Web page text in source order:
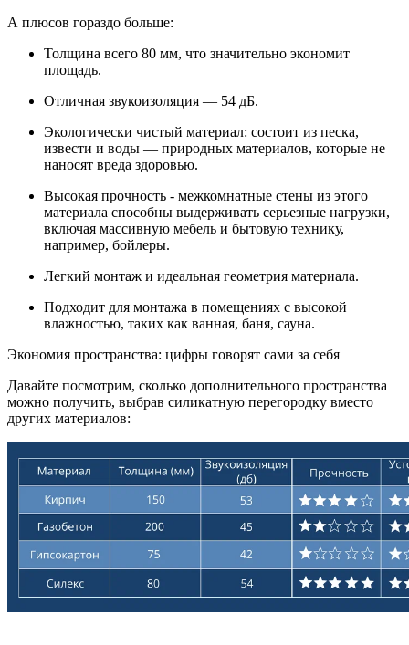
А плюсов гораздо больше:
Толщина всего 80 мм, что значительно экономит
площадь.
Отличная звукоизоляция — 54 дБ.
Экологически чистый материал: состоит из песка,
извести и воды — природных материалов, которые не
наносят вреда здоровью.
Высокая прочность - межкомнатные стены из этого
материала способны выдерживать серьезные нагрузки,
включая массивную мебель и бытовую технику,
например, бойлеры.
Легкий монтаж и идеальная геометрия материала.
Подходит для монтажа в помещениях с высокой
влажностью, таких как ванная, баня, сауна.
Экономия пространства: цифры говорят сами за себя
Давайте посмотрим, сколько дополнительного пространства
можно получить, выбрав силикатную перегородку вместо
других материалов: